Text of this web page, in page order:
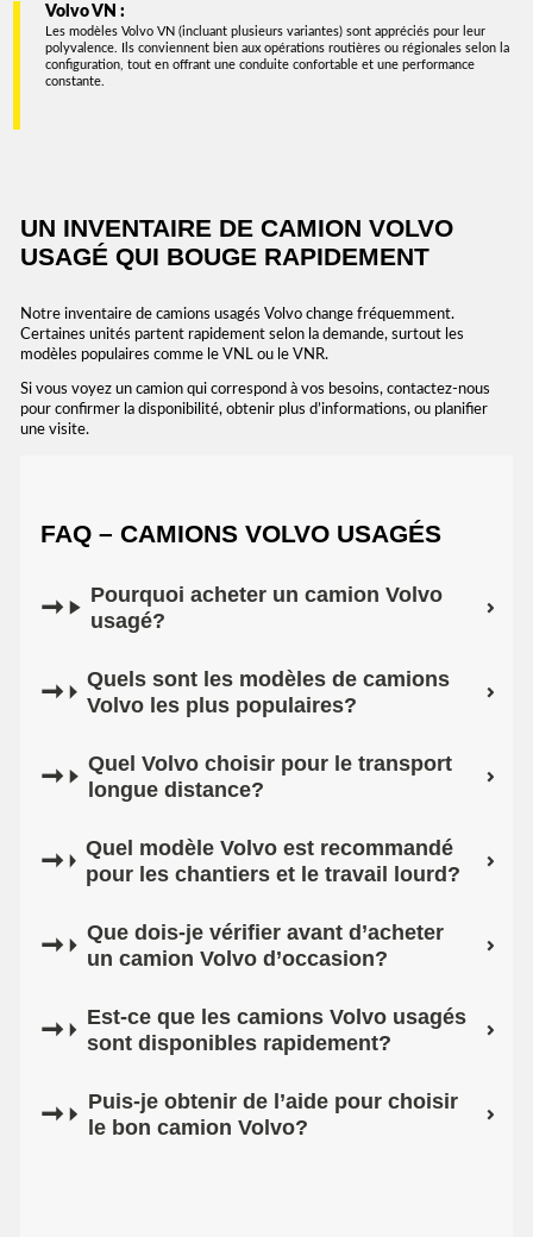
Volvo VN :
Les modèles Volvo VN (incluant plusieurs variantes) sont appréciés pour leur
polyvalence. Ils conviennent bien aux opérations routières ou régionales selon la
configuration, tout en offrant une conduite confortable et une performance
constante.
UN INVENTAIRE DE CAMION VOLVO
USAGÉ QUI BOUGE RAPIDEMENT
Notre inventaire de camions usagés Volvo change fréquemment.
Certaines unités partent rapidement selon la demande, surtout les
modèles populaires comme le VNL ou le VNR.
Si vous voyez un camion qui correspond à vos besoins, contactez-nous
pour confirmer la disponibilité, obtenir plus d’informations, ou planifier
une visite.
FAQ – CAMIONS VOLVO USAGÉS
Pourquoi acheter un camion Volvo
usagé?
Quels sont les modèles de camions
Volvo les plus populaires?
Quel Volvo choisir pour le transport
longue distance?
Quel modèle Volvo est recommandé
pour les chantiers et le travail lourd?
Que dois-je vérifier avant d’acheter
un camion Volvo d’occasion?
Est-ce que les camions Volvo usagés
sont disponibles rapidement?
Puis-je obtenir de l’aide pour choisir
le bon camion Volvo?